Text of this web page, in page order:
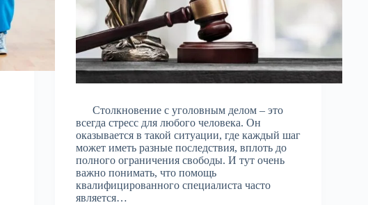
Столкновение с уголовным делом – это
всегда стресс для любого человека. Он
оказывается в такой ситуации, где каждый шаг
может иметь разные последствия, вплоть до
полного ограничения свободы. И тут очень
важно понимать, что помощь
квалифицированного специалиста часто
является…